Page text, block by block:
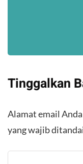
Tinggalkan
Alamat email
yang wajib